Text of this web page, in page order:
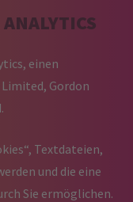
einen
Gordon
Textdateien,
und die eine
Sie ermöglichen.